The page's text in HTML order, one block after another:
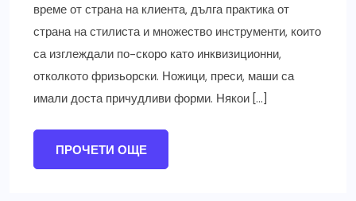
време от страна на клиента, дълга практика от
страна на стилиста и множество инструменти, които
са изглеждали по-скоро като инквизиционни,
отколкото фризьорски. Ножици, преси, маши са
имали доста причудливи форми. Някои […]
ПРОЧЕТИ ОЩЕ